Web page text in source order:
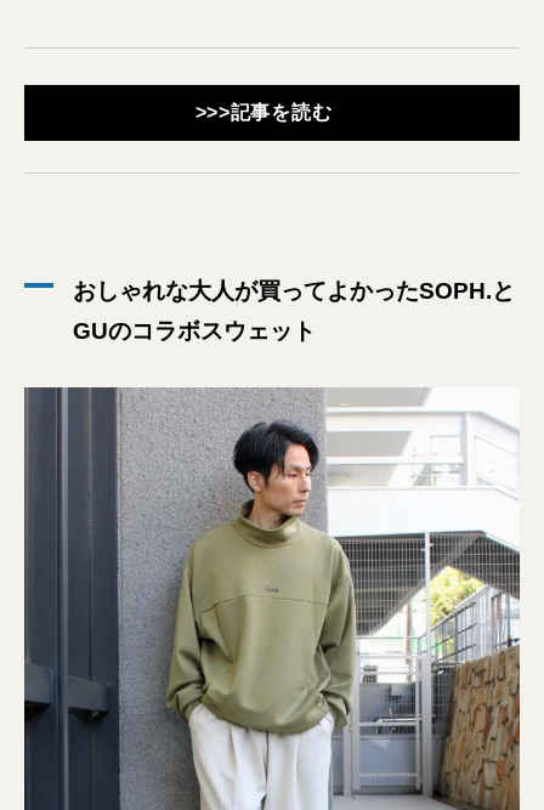
>>>記事を読む
おしゃれな大人が買ってよかったSOPH.と
GUのコラボスウェット